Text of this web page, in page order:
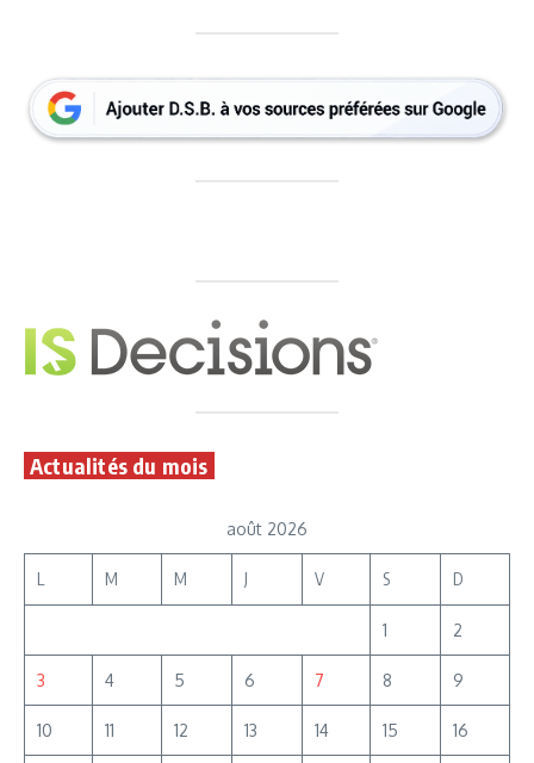
Actualités du mois
août 2026
L M M J V S D
1 2
3 4 5 6 7 8 9
10 11 12 13 14 15 16